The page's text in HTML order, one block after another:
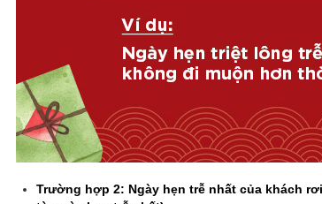
Trường hợp 2: Ngày hẹn trễ nhất của khách